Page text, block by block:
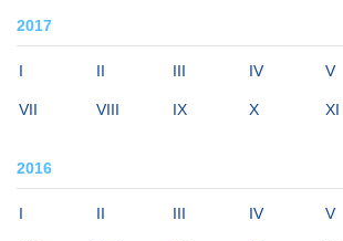
2017
I II III IV V
VII VIII IX X XI
2016
I II III IV V